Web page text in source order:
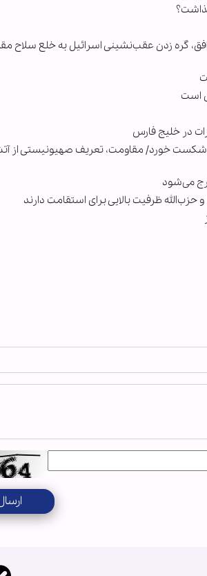
گره زدن عقب‌نشینی اسرائیل به خلع سلاح
است
در خلیج فارس
شکست خورد/ مقاومت، تعریف صهیونیستی
می‌شود
ظرفیت بالایی برای استقامت دارند